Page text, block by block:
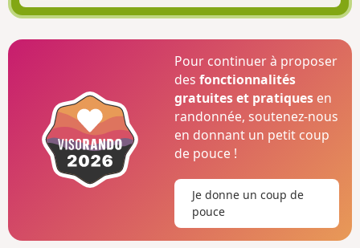
Pour continuer à proposer
desfonctionnalités
gratuites et pratiques en
randonnée, soutenez-nous
en donnant un petit coup
de pouce !
Je donne un coup de
pouce